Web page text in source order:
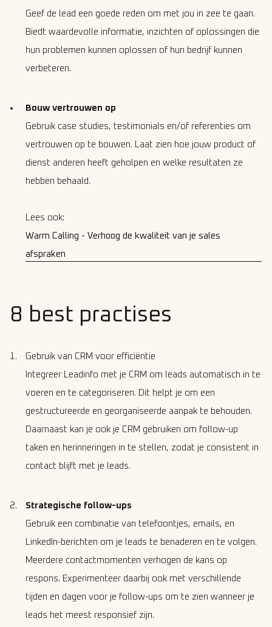
Geef de lead een goede reden om met jou in zee te gaan.
Biedt waardevolle informatie, inzichten of oplossingen die
hun problemen kunnen oplossen of hun bedrijf kunnen
verbeteren.
Bouw vertrouwen op
Gebruik case studies, testimonials en/of referenties om
vertrouwen op te bouwen. Laat zien hoe jouw product of
dienst anderen heeft geholpen en welke resultaten ze
hebben behaald.
Lees ook:
Warm Calling - Verhoog de kwaliteit van je sales
afspraken
8 best practises
Gebruik van CRM voor efficiëntie
Integreer Leadinfo met je CRM om leads automatisch in te
voeren en te categoriseren. Dit helpt je om een
gestructureerde en georganiseerde aanpak te behouden.
Daarnaast kan je ook je CRM gebruiken om follow-up
taken en herinneringen in te stellen, zodat je consistent in
contact blijft met je leads.
Strategische follow-ups
Gebruik een combinatie van telefoontjes, emails, en
LinkedIn-berichten om je leads te benaderen en te volgen.
Meerdere contactmomenten verhogen de kans op
respons. Experimenteer daarbij ook met verschillende
tijden en dagen voor je follow-ups om te zien wanneer je
leads het meest responsief zijn.